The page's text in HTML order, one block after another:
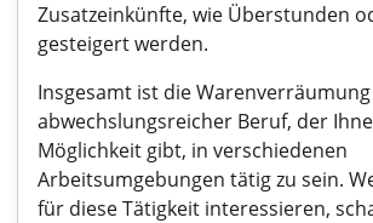
Zusatzeinkünfte, wie Überstunden
gesteigert werden.
Insgesamt ist die
abwechslungsreicher Beruf, der
Möglichkeit gibt, in verschiedenen
Arbeitsumgebungen tätig zu sein.
für diese Tätigkeit interessieren,